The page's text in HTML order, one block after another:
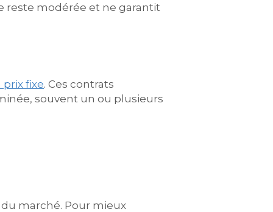
reste modérée et ne garantit
prix fixe. Ces contrats
souvent un ou plusieurs
marché. Pour mieux